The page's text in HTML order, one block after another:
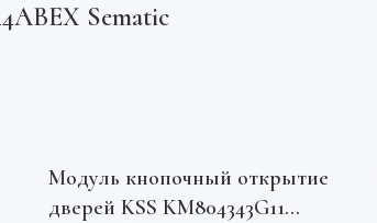
Sematic
Модуль кнопочный открытие
дверей KSS KM804343G11